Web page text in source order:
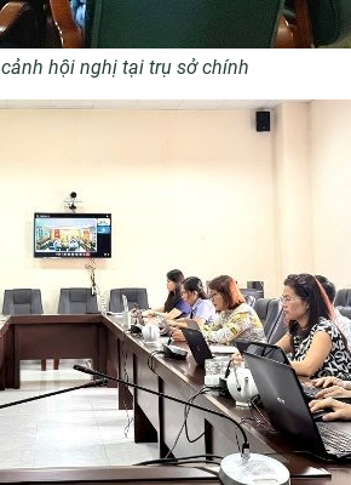
hội nghị tại trụ sở chính